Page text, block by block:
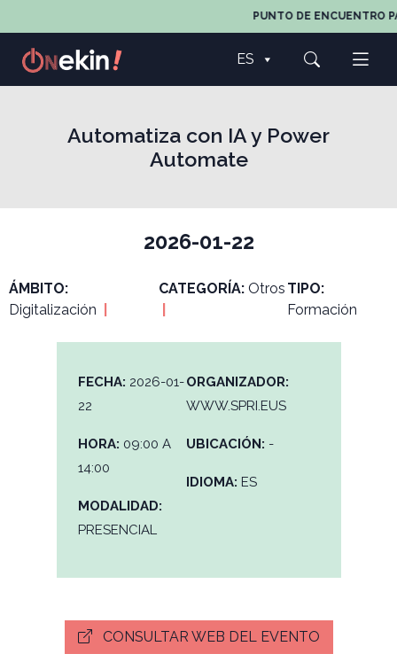
PUNTO DE ENCUENTRO
ES
Automatiza con IA y Power
Automate
2026-01-22
ÁMBITO:
Digitalización
CATEGORÍA: Otros TIPO:
Formación
FECHA: 2026-01-
22
HORA: 09:00 A
14:00
MODALIDAD:
PRESENCIAL
ORGANIZADOR:
WWW.SPRI.EUS
UBICACIÓN: -
IDIOMA: ES
CONSULTAR WEB DEL EVENTO